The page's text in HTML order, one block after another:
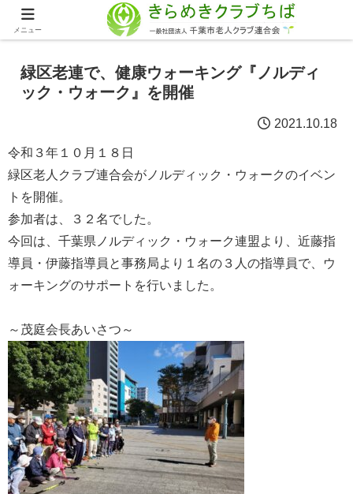
緑区老連で、健康ウォーキング『ノルディ
ック・ウォーク』を開催
2021.10.18
令和３年１０月１８日
緑区老人クラブ連合会がノルディック・ウォークのイベン
トを開催。
参加者は、３２名でした。
今回は、千葉県ノルディック・ウォーク連盟より、近藤指
導員・伊藤指導員と事務局より１名の３人の指導員で、ウ
ォーキングのサポートを行いました。
～茂庭会長あいさつ～
メニュー